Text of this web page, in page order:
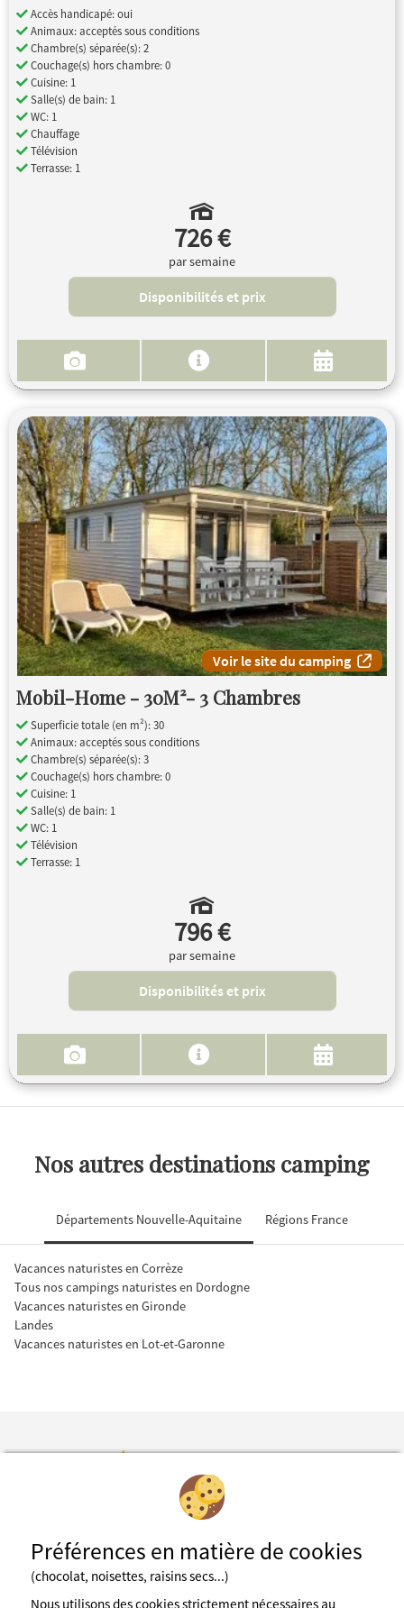
Accès handicapé: oui
Animaux: acceptés sous conditions
Chambre(s) séparée(s): 2
Couchage(s) hors chambre: 0
Cuisine: 1
Salle(s) de bain: 1
WC: 1
Chauffage
Télévision
Terrasse: 1
726 €
par semaine
Disponibilités et prix
Voir le site du camping
Mobil-Home - 30M²- 3 Chambres
Superficie totale (en m²): 30
Animaux: acceptés sous conditions
Chambre(s) séparée(s): 3
Couchage(s) hors chambre: 0
Cuisine: 1
Salle(s) de bain: 1
WC: 1
Télévision
Terrasse: 1
796 €
par semaine
Disponibilités et prix
Nos autres destinations camping
Départements Nouvelle-Aquitaine Régions France
Vacances naturistes en Corrèze
Tous nos campings naturistes en Dordogne
Vacances naturistes en Gironde
Landes
Vacances naturistes en Lot-et-Garonne
Fédération des espaces naturistes
Préférences en matière de cookies
(chocolat, noisettes, raisins secs...)
Nous utilisons des cookies strictement nécessaires au